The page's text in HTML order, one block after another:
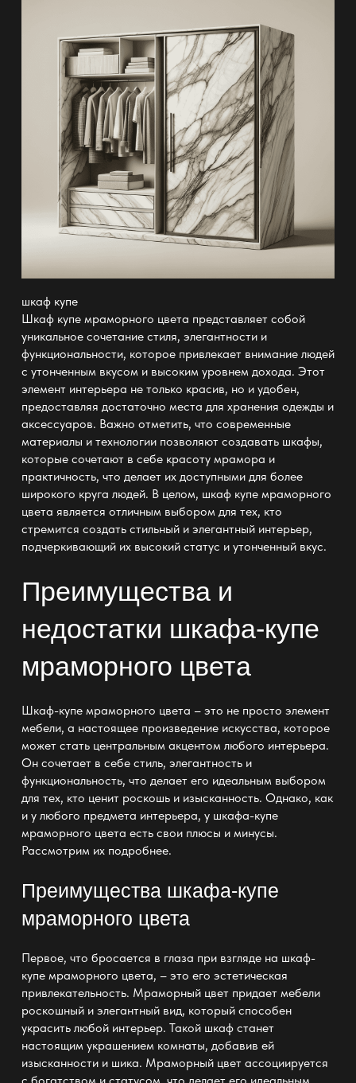
шкаф купе
Шкаф купе мраморного цвета представляет собой
уникальное сочетание стиля, элегантности и
функциональности, которое привлекает внимание людей
с утонченным вкусом и высоким уровнем дохода. Этот
элемент интерьера не только красив, но и удобен,
предоставляя достаточно места для хранения одежды и
аксессуаров. Важно отметить, что современные
материалы и технологии позволяют создавать шкафы,
которые сочетают в себе красоту мрамора и
практичность, что делает их доступными для более
широкого круга людей. В целом, шкаф купе мраморного
цвета является отличным выбором для тех, кто
стремится создать стильный и элегантный интерьер,
подчеркивающий их высокий статус и утонченный вкус.
Преимущества и
недостатки шкафа-купе
мраморного цвета
Шкаф-купе мраморного цвета – это не просто элемент
мебели, а настоящее произведение искусства, которое
может стать центральным акцентом любого интерьера.
Он сочетает в себе стиль, элегантность и
функциональность, что делает его идеальным выбором
для тех, кто ценит роскошь и изысканность. Однако, как
и у любого предмета интерьера, у шкафа-купе
мраморного цвета есть свои плюсы и минусы.
Рассмотрим их подробнее.
Преимущества шкафа-купе
мраморного цвета
Первое, что бросается в глаза при взгляде на шкаф-
купе мраморного цвета, – это его эстетическая
привлекательность. Мраморный цвет придает мебели
роскошный и элегантный вид, который способен
украсить любой интерьер. Такой шкаф станет
настоящим украшением комнаты, добавив ей
изысканности и шика. Мраморный цвет ассоциируется